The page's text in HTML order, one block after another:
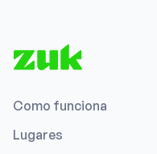
Como funciona
Lugares